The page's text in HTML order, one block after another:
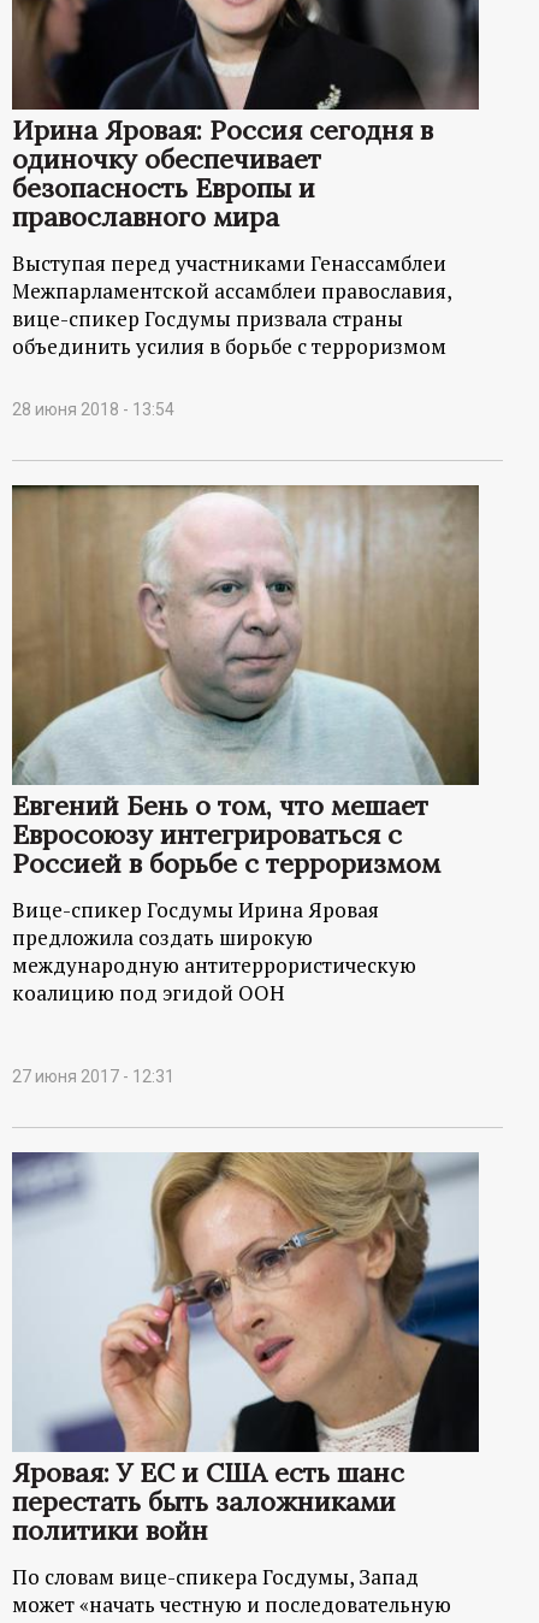
р
а
л
Ирина Яровая: Россия сегодня в
одиночку обеспечивает
безопасность Европы и
православного мира
Выступая перед участниками Генассамблеи
Межпарламентской ассамблеи православия,
вице-спикер Госдумы призвала страны
объединить усилия в борьбе с терроризмом
28 июня 2018 - 13:54
Евгений Бень о том, что мешает
Евросоюзу интегрироваться с
Россией в борьбе с терроризмом
Вице-спикер Госдумы Ирина Яровая
предложила создать широкую
международную антитеррористическую
коалицию под эгидой ООН
27 июня 2017 - 12:31
Яровая: У ЕС и США есть шанс
перестать быть заложниками
политики войн
По словам вице-спикера Госдумы, Запад
может «начать честную и последовательную